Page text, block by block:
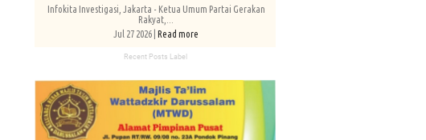
Infokita Investigasi, Jakarta - Ketua Umum Partai Gerakan
Rakyat,...
Jul 27 2026 | Read more
Recent Posts Label